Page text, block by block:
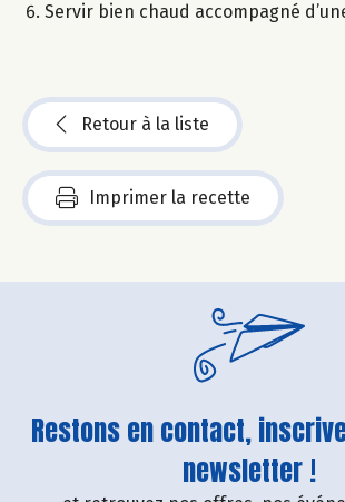
Servir bien chaud accompagné
Retour à la liste
Imprimer la recette
Restons en contact,
newsletter !